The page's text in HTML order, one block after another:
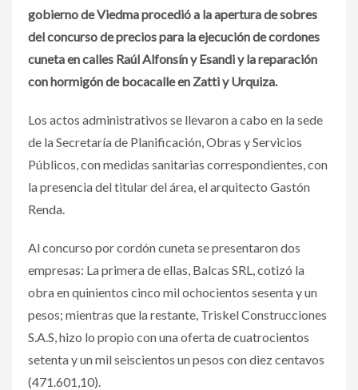
gobierno de Viedma procedió a la apertura de sobres
del concurso de precios para la ejecución de cordones
cuneta en calles Raúl Alfonsín y Esandi y la reparación
con hormigón de bocacalle en Zatti y Urquiza.
Los actos administrativos se llevaron a cabo en la sede
de la Secretaría de Planificación, Obras y Servicios
Públicos, con medidas sanitarias correspondientes, con
la presencia del titular del área, el arquitecto Gastón
Renda.
Al concurso por cordón cuneta se presentaron dos
empresas: La primera de ellas, Balcas SRL, cotizó la
obra en quinientos cinco mil ochocientos sesenta y un
pesos; mientras que la restante, Triskel Construcciones
S.A.S, hizo lo propio con una oferta de cuatrocientos
setenta y un mil seiscientos un pesos con diez centavos
(471.601,10).